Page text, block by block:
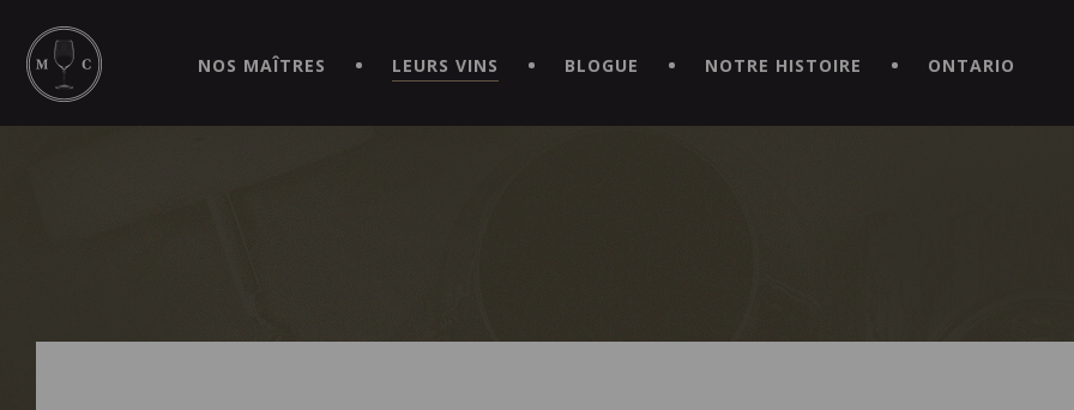
MAITRE | CAVISTE VIRTUEL!
NOS MAÎTRES LEURS VINS BLOGUE NOTRE HISTOIRE ONTARIO